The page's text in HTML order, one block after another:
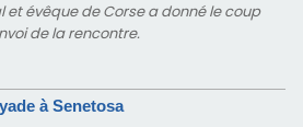
et évêque de Corse a donné le coup
de la rencontre.
à Senetosa